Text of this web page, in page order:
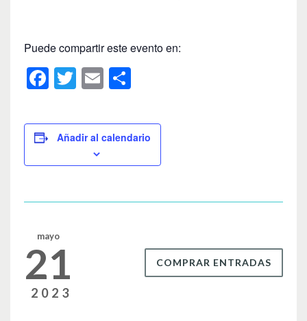
Puede compartir este evento en:
F
c
e
b
o
k
T
tt
er
E
ailm
p
ar
Añadir al calendario
mayo
21
2023
COMPRAR ENTRADAS